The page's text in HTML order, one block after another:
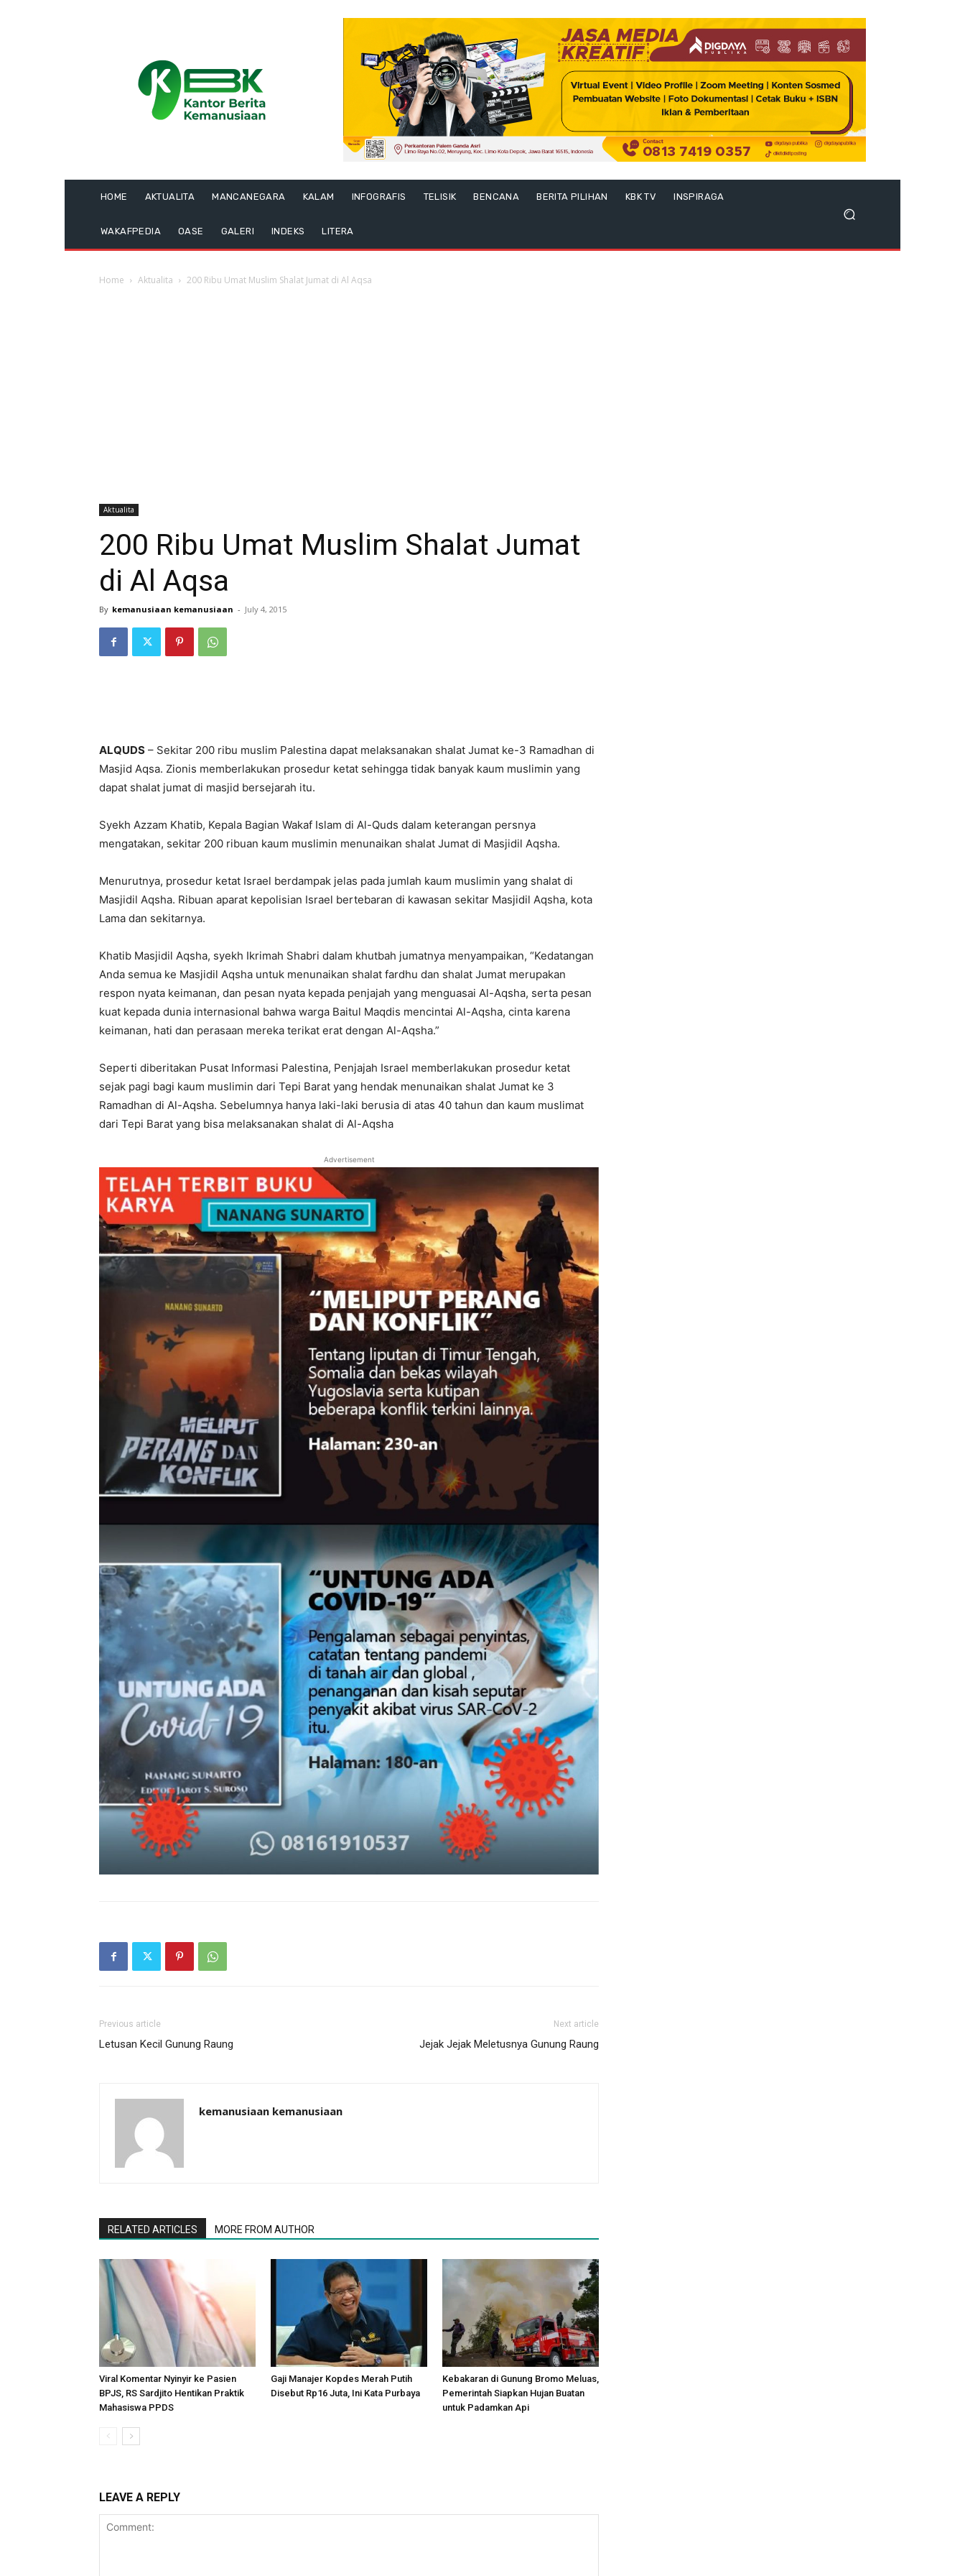
HOME AKTUALITA MANCANEGARA KALAM INFOGRAFIS TELISIK BENCANA BERITA PILIHAN KBK TV INSPIRAGA
WAKAFPEDIA OASE GALERI INDEKS LITERA
Home Aktualita 200 Ribu Umat Muslim Shalat Jumat di Al Aqsa
Aktualita
200 Ribu Umat Muslim Shalat Jumat
di Al Aqsa
By kemanusiaan kemanusiaan - July 4, 2015
ALQUDS – Sekitar 200 ribu muslim Palestina dapat melaksanakan shalat Jumat ke-3 Ramadhan di
Masjid Aqsa. Zionis memberlakukan prosedur ketat sehingga tidak banyak kaum muslimin yang
dapat shalat jumat di masjid bersejarah itu.
Syekh Azzam Khatib, Kepala Bagian Wakaf Islam di Al-Quds dalam keterangan persnya
mengatakan, sekitar 200 ribuan kaum muslimin menunaikan shalat Jumat di Masjidil Aqsha.
Menurutnya, prosedur ketat Israel berdampak jelas pada jumlah kaum muslimin yang shalat di
Masjidil Aqsha. Ribuan aparat kepolisian Israel bertebaran di kawasan sekitar Masjidil Aqsha, kota
Lama dan sekitarnya.
Khatib Masjidil Aqsha, syekh Ikrimah Shabri dalam khutbah jumatnya menyampaikan, “Kedatangan
Anda semua ke Masjidil Aqsha untuk menunaikan shalat fardhu dan shalat Jumat merupakan
respon nyata keimanan, dan pesan nyata kepada penjajah yang menguasai Al-Aqsha, serta pesan
kuat kepada dunia internasional bahwa warga Baitul Maqdis mencintai Al-Aqsha, cinta karena
keimanan, hati dan perasaan mereka terikat erat dengan Al-Aqsha.”
Seperti diberitakan Pusat Informasi Palestina, Penjajah Israel memberlakukan prosedur ketat
sejak pagi bagi kaum muslimin dari Tepi Barat yang hendak menunaikan shalat Jumat ke 3
Ramadhan di Al-Aqsha. Sebelumnya hanya laki-laki berusia di atas 40 tahun dan kaum muslimat
dari Tepi Barat yang bisa melaksanakan shalat di Al-Aqsha
Advertisement
Previous article
Letusan Kecil Gunung Raung
Next article
Jejak Jejak Meletusnya Gunung Raung
kemanusiaan kemanusiaan
RELATED ARTICLES MORE FROM AUTHOR
Viral Komentar Nyinyir ke Pasien
BPJS, RS Sardjito Hentikan Praktik
Mahasiswa PPDS
Gaji Manajer Kopdes Merah Putih
Disebut Rp16 Juta, Ini Kata Purbaya
Kebakaran di Gunung Bromo Meluas,
Pemerintah Siapkan Hujan Buatan
untuk Padamkan Api
LEAVE A REPLY